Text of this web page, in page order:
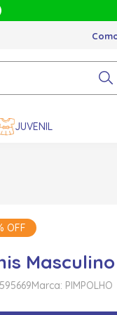
JUVENIL
OFF
Marca: PIMPOLHO